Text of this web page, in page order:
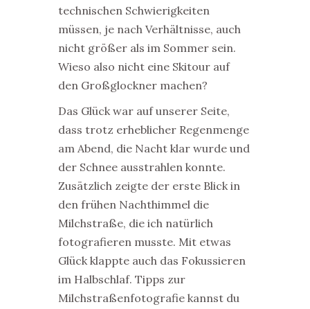
technischen Schwierigkeiten
müssen, je nach Verhältnisse, auch
nicht größer als im Sommer sein.
Wieso also nicht eine Skitour auf
den Großglockner machen?
Das Glück war auf unserer Seite,
dass trotz erheblicher Regenmenge
am Abend, die Nacht klar wurde und
der Schnee ausstrahlen konnte.
Zusätzlich zeigte der erste Blick in
den frühen Nachthimmel die
Milchstraße, die ich natürlich
fotografieren musste. Mit etwas
Glück klappte auch das Fokussieren
im Halbschlaf. Tipps zur
Milchstraßenfotografie kannst du